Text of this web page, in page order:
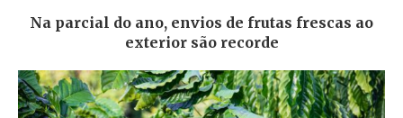
Na parcial do ano, envios de frutas frescas ao
exterior são recorde